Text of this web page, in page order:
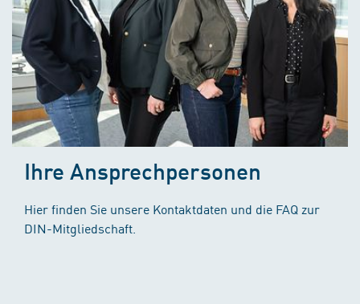
Ihre Ansprechpersonen
Hier finden Sie unsere Kontaktdaten und die FAQ zur
DIN-Mitgliedschaft.